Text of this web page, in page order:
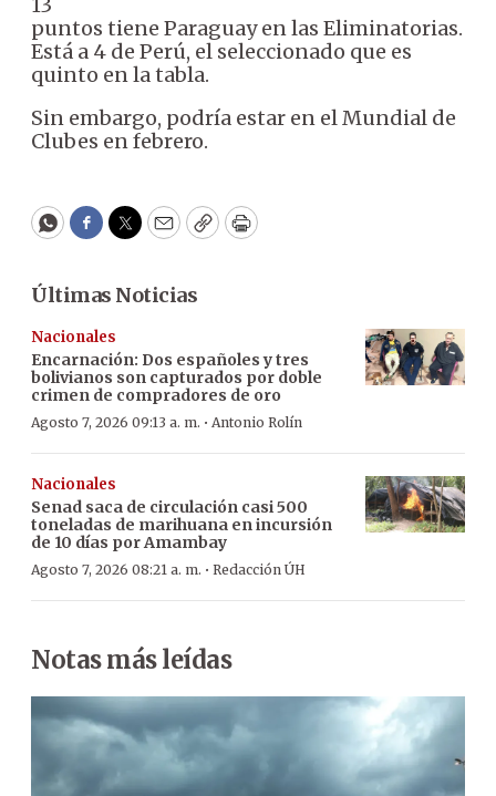
puntos tiene Paraguay en las Eliminatorias.
Está a 4 de Perú, el seleccionado que es
quinto en la tabla.
Sin embargo, podría estar en el Mundial de
Clubes en febrero.
WhatsApp
Facebook
Twitter
EmailCopyPrint
Últimas Noticias
Nacionales
Encarnación: Dos españoles y tres
bolivianos son capturados por doble
crimen de compradores de oro
Agosto 7, 2026 09:13 a. m. · Antonio Rolín
Nacionales
Senad saca de circulación casi 500
toneladas de marihuana en incursión
de 10 días por Amambay
Agosto 7, 2026 08:21 a. m. · Redacción ÚH
Notas más leídas